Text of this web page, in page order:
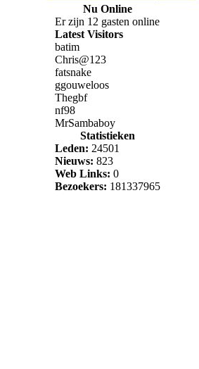
Nu Online
Er zijn 12 gasten online
Latest Visitors
batim
Chris@123
fatsnake
ggouweloos
Thegbf
nf98
MrSambaboy
Statistieken
Leden: 24501
Nieuws: 823
Web Links: 0
Bezoekers: 181337965